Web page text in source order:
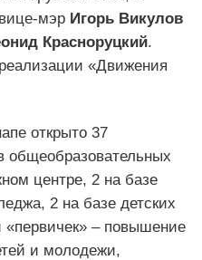
мэр Игорь Викулов
Красноруцкий.
«Движения
открыто 37
общеобразовательных
центре, 2 на базе
2 на базе детских
– повышение
и молодежи,